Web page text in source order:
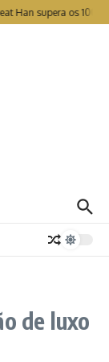
Han supera os
de luxo